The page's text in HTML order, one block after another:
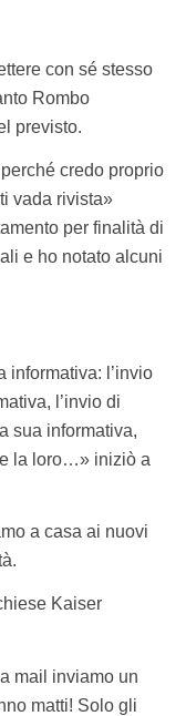
con sé stesso
Rombo
previsto.
credo proprio
vada rivista»
per finalità di
e ho notato alcuni
informativa: l’invio
l’invio di
sua informativa,
la loro…» iniziò a
a casa ai nuovi
Kaiser
mail inviamo un
matti! Solo gli